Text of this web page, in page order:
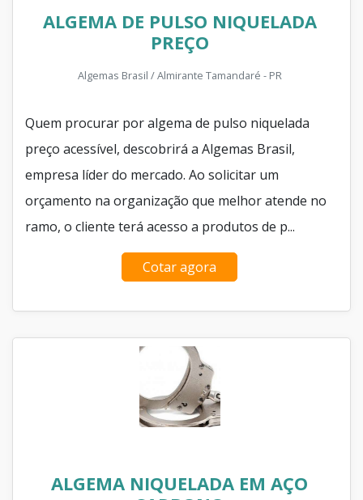
ALGEMA DE PULSO NIQUELADA
PREÇO
Algemas Brasil / Almirante Tamandaré - PR
Quem procurar por algema de pulso niquelada
preço acessível, descobrirá a Algemas Brasil,
empresa líder do mercado. Ao solicitar um
orçamento na organização que melhor atende no
ramo, o cliente terá acesso a produtos de p...
Cotar agora
ALGEMA NIQUELADA EM AÇO